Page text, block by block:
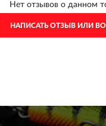
Нет отзывов о данном
НАПИСАТЬ ОТЗЫВ ИЛИ